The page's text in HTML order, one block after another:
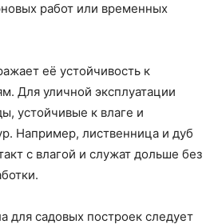
работ или временных
её устойчивость к
Для уличной эксплуатации
устойчивые к влаге и
Например, лиственница и дуб
с влагой и служат дольше без
для садовых построек следует